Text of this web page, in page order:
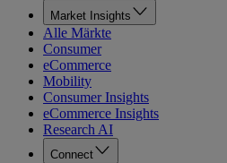
Market Insights
Alle Märkte
Consumer
eCommerce
Mobility
Consumer Insights
eCommerce Insights
Research AI
Connect